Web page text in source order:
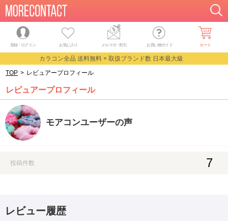
登録・ログイン お気に入り メルマガ・割引 お買い物ガイド カート
カラコン全品 送料無料 × 取扱ブランド数 日本最大級
TOP > レビュアープロフィール
レビュアープロフィール
モアコンユーザーの声
投稿件数 7
レビュー履歴